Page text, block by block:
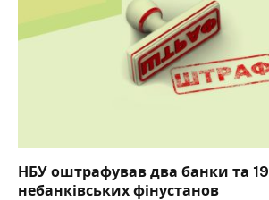
НБУ оштрафував два банки та 19
небанківських фінустанов